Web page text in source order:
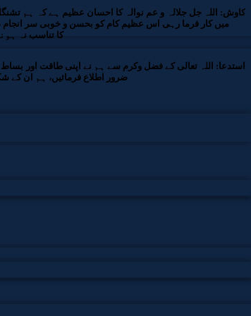
کاوش: اللہ جل جلالہ و عم نوالہ کا احسان عظیم ہے کہ ہم
میں کار فرما رہی اس عظیم کام کو بحسن و خوبی سر انجام
کا تناسب نہ
استدعا: اللہ تعالی کے فضل وکرم سے ہم نے اپنی طاقت اور
ضرور اطلاع فرمائیں، ہم ان